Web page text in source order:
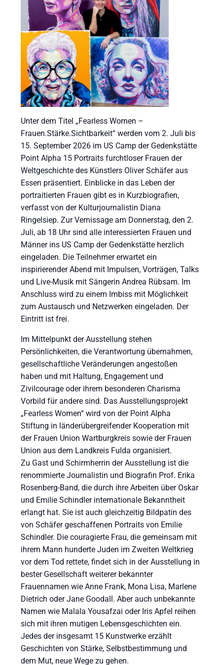
Unter dem Titel „Fearless Women –
Frauen.Stärke.Sichtbarkeit“ werden vom 2. Juli bis
15. September 2026 im US Camp der Gedenkstätte
Point Alpha 15 Portraits furchtloser Frauen der
Weltgeschichte des Künstlers Oliver Schäfer aus
Essen präsentiert. Einblicke in das Leben der
portraitierten Frauen gibt es in Kurzbiografien,
verfasst von der Kulturjournalistin Diana
Ringelsiep. Zur Vernissage am Donnerstag, den 2.
Juli, ab 18 Uhr sind alle interessierten Frauen und
Männer ins US Camp der Gedenkstätte herzlich
eingeladen. Die Teilnehmer erwartet ein
inspirierender Abend mit Impulsen, Vorträgen, Talks
und Live-Musik mit Sängerin Andrea Rübsam. Im
Anschluss wird zu einem Imbiss mit Möglichkeit
zum Austausch und Netzwerken eingeladen. Der
Eintritt ist frei.
Im Mittelpunkt der Ausstellung stehen
Persönlichkeiten, die Verantwortung übernahmen,
gesellschaftliche Veränderungen angestoßen
haben und mit Haltung, Engagement und
Zivilcourage oder ihrem besonderen Charisma
Vorbild für andere sind. Das Ausstellungsprojekt
„Fearless Women“ wird von der Point Alpha
Stiftung in länderübergreifender Kooperation mit
der Frauen Union Wartburgkreis sowie der Frauen
Union aus dem Landkreis Fulda organisiert.
Zu Gast und Schirmherrin der Ausstellung ist die
renommierte Journalistin und Biografin Prof. Erika
Rosenberg-Band, die durch ihre Arbeiten über Oskar
und Emilie Schindler internationale Bekanntheit
erlangt hat. Sie ist auch gleichzeitig Bildpatin des
von Schäfer geschaffenen Portraits von Emilie
Schindler. Die couragierte Frau, die gemeinsam mit
ihrem Mann hunderte Juden im Zweiten Weltkrieg
vor dem Tod rettete, findet sich in der Ausstellung in
bester Gesellschaft weiterer bekannter
Frauennamen wie Anne Frank, Mona Lisa, Marlene
Dietrich oder Jane Goodall. Aber auch unbekannte
Namen wie Malala Yousafzai oder Iris Apfel reihen
sich mit ihren mutigen Lebensgeschichten ein.
Jedes der insgesamt 15 Kunstwerke erzählt
Geschichten von Stärke, Selbstbestimmung und
dem Mut, neue Wege zu gehen.